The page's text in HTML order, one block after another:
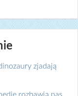
zjadają